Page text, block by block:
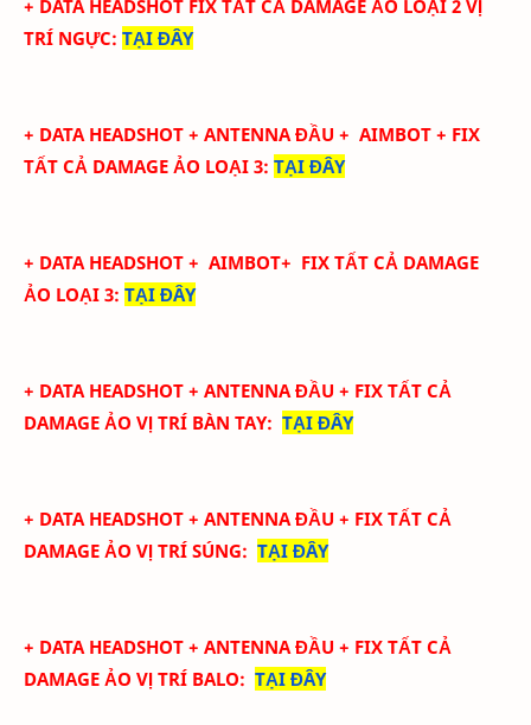
+ DATA HEADSHOT FIX TẤT CẢ DAMAGE ẢO LOẠI 2 VỊ
TRÍ NGỰC: TẠI ĐÂY
+ DATA HEADSHOT + ANTENNA ĐẦU + AIMBOT + FIX
TẤT CẢ DAMAGE ẢO LOẠI 3: TẠI ĐÂY
+ DATA HEADSHOT + AIMBOT+ FIX TẤT CẢ DAMAGE
ẢO LOẠI 3: TẠI ĐÂY
+ DATA HEADSHOT + ANTENNA ĐẦU + FIX TẤT CẢ
DAMAGE ẢO VỊ TRÍ BÀN TAY: TẠI ĐÂY
+ DATA HEADSHOT + ANTENNA ĐẦU + FIX TẤT CẢ
DAMAGE ẢO VỊ TRÍ SÚNG: TẠI ĐÂY
+ DATA HEADSHOT + ANTENNA ĐẦU + FIX TẤT CẢ
DAMAGE ẢO VỊ TRÍ BALO: TẠI ĐÂY